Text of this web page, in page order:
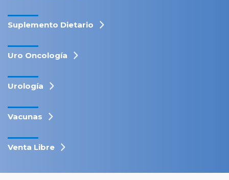
Suplemento Dietario
Uro Oncología
Urología
Vacunas
Venta Libre